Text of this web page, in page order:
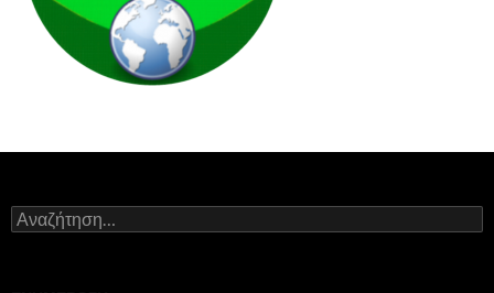
Αναζήτηση
για: